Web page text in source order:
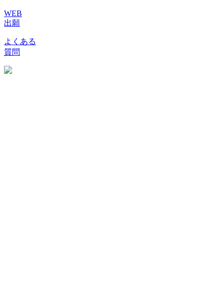
WEB
出願
よくある
質問